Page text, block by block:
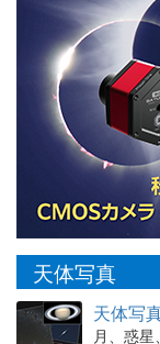
天体写真
天体写
月、惑